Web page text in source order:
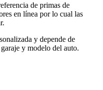
de primas de
en línea por lo cual las
y depende de
y modelo del auto.